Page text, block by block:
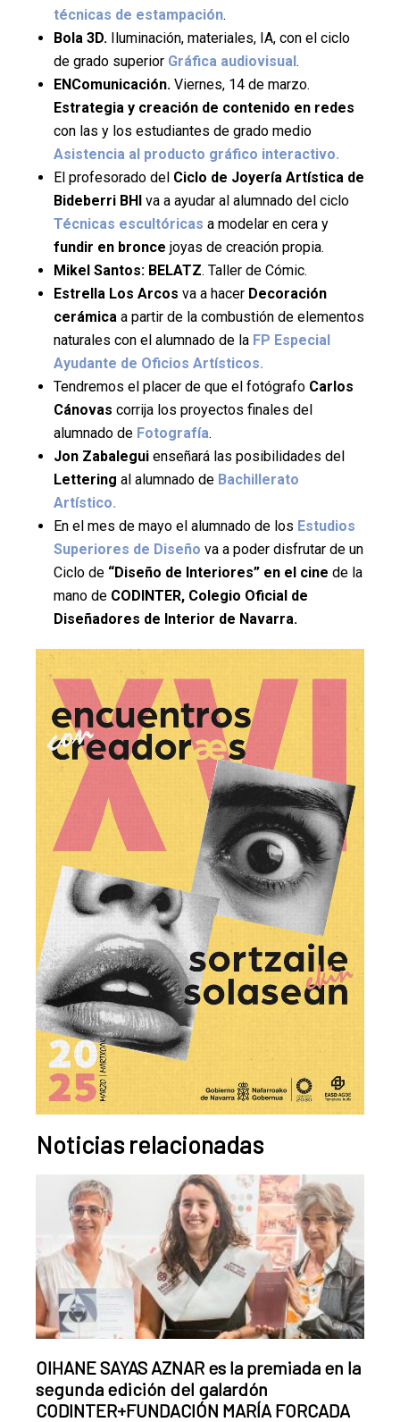
técnicas de estampación.
Bola 3D. Iluminación, materiales, IA, con el ciclo
de grado superior Gráfica audiovisual.
ENComunicación. Viernes, 14 de marzo.
Estrategia y creación de contenido en redes
con las y los estudiantes de grado medio
Asistencia al producto gráfico interactivo.
El profesorado del Ciclo de Joyería Artística de
Bideberri BHI va a ayudar al alumnado del ciclo
Técnicas escultóricas a modelar en cera y
fundir en bronce joyas de creación propia.
Mikel Santos: BELATZ. Taller de Cómic.
Estrella Los Arcos va a hacer Decoración
cerámica a partir de la combustión de elementos
naturales con el alumnado de la FP Especial
Ayudante de Oficios Artísticos.
Tendremos el placer de que el fotógrafo Carlos
Cánovas corrija los proyectos finales del
alumnado de Fotografía.
Jon Zabalegui enseñará las posibilidades del
Lettering al alumnado de Bachillerato
Artístico.
En el mes de mayo el alumnado de los Estudios
Superiores de Diseño va a poder disfrutar de un
Ciclo de “Diseño de Interiores” en el cine de la
mano de CODINTER, Colegio Oficial de
Diseñadores de Interior de Navarra.
Noticias relacionadas
OIHANE SAYAS AZNAR es la premiada en la
segunda edición del galardón
CODINTER+FUNDACIÓN MARÍA FORCADA